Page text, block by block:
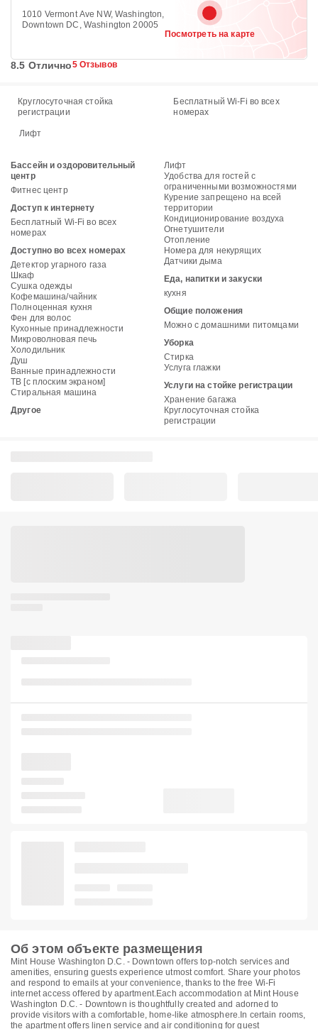
1010 Vermont Ave NW, Washington,
Downtown DC, Washington 20005
Посмотреть на карте
8.5 Отлично5 Отзывов
Круглосуточная стойка
регистрации
Бесплатный Wi-Fi во всех
номерах
Лифт
Бассейн и оздоровительный
центр
Фитнес центр
Доступ к интернету
Бесплатный Wi-Fi во всех
номерах
Доступно во всех номерах
Детектор угарного газа
Шкаф
Сушка одежды
Кофемашина/чайник
Полноценная кухня
Фен для волос
Кухонные принадлежности
Микроволновая печь
Холодильник
Душ
Ванные принадлежности
ТВ [с плоским экраном]
Стиральная машина
Другое
Лифт
Удобства для гостей с
ограниченными возможностями
Курение запрещено на всей
территории
Кондиционирование воздуха
Огнетушители
Отопление
Номера для некурящих
Датчики дыма
Еда, напитки и закуски
кухня
Общие положения
Можно с домашними питомцами
Уборка
Стирка
Услуга глажки
Услуги на стойке регистрации
Хранение багажа
Круглосуточная стойка
регистрации
Об этом объекте размещения
Mint House Washington D.C. - Downtown offers top-notch services and
amenities, ensuring guests experience utmost comfort. Share your photos
and respond to emails at your convenience, thanks to the free Wi-Fi
internet access offered by apartment.Each accommodation at Mint House
Washington D.C. - Downtown is thoughtfully created and adorned to
provide visitors with a comfortable, home-like atmosphere.In certain rooms,
the apartment offers linen service and air conditioning for guest